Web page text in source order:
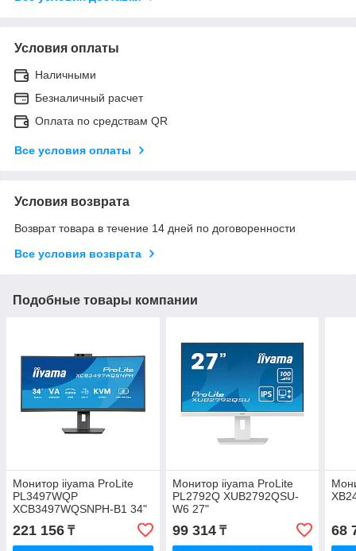
Условия оплаты
Наличными
Безналичный расчет
Оплата по средствам QR
Все условия оплаты
Условия возврата
Возврат товара в течение 14 дней по договоренности
Все условия возврата
Подобные товары компании
Монитор iiyama ProLite
PL3497WQP
XCB3497WQSNPH-B1 34"
221 156 ₸
Монитор iiyama ProLite
PL2792Q XUB2792QSU-
W6 27"
99 314₸ 68